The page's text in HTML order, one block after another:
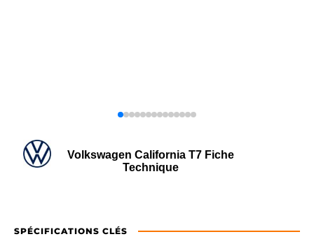
Volkswagen California T7 Fiche
Technique
SPÉCIFICATIONS CLÉS